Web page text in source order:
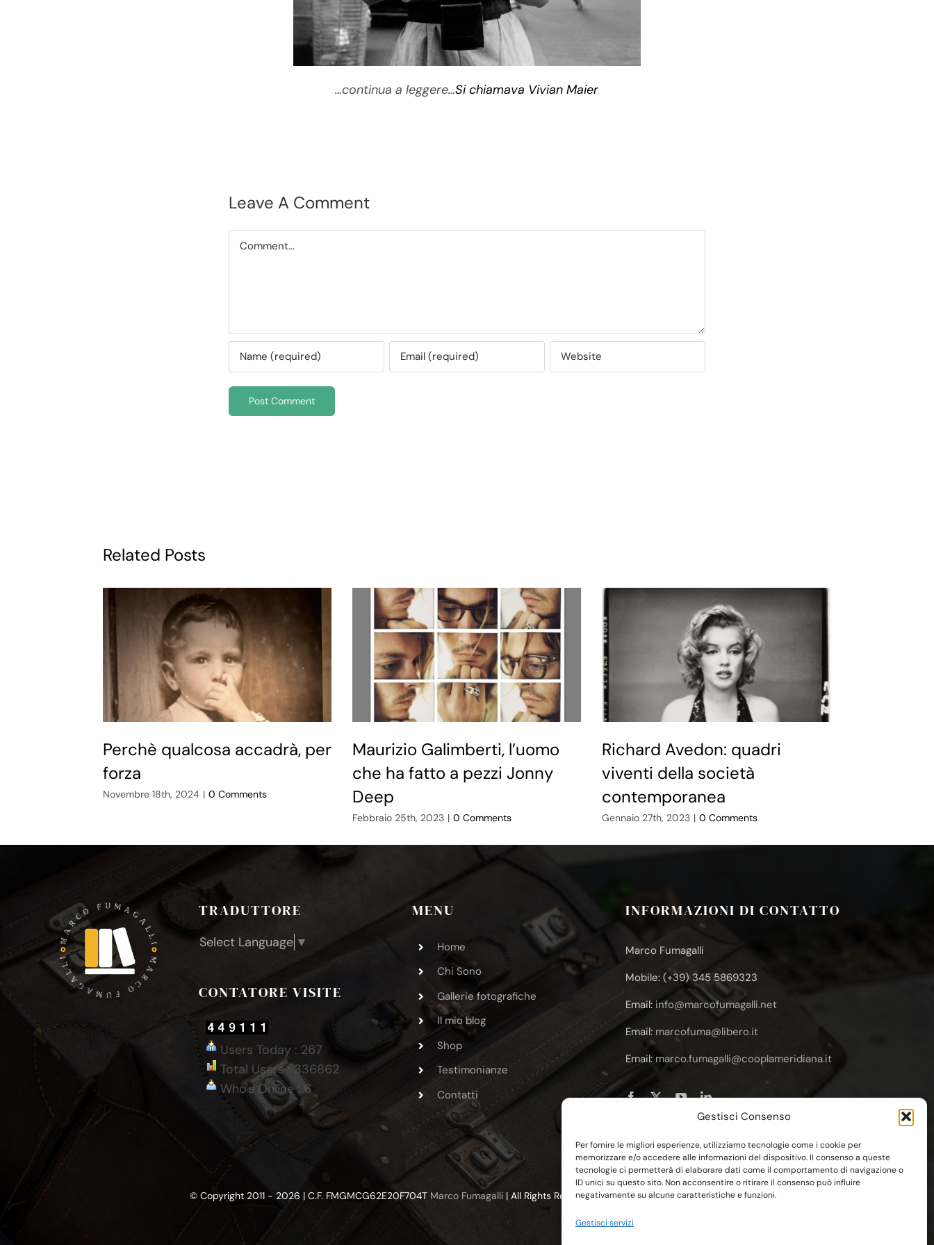
Gestisci Consenso
Per fornire le migliori esperienze, utilizziamo tecnologie come i cookie per
memorizzare e/o accedere alle informazioni del dispositivo. Il consenso a queste
tecnologie ci permetterà di elaborare dati come il comportamento di navigazione o
ID unici su questo sito. Non acconsentire o ritirare il consenso può influire
negativamente su alcune caratteristiche e funzioni.
Gestisci servizi
…continua a leggere…Si chiamava Vivian Maier
Leave A Comment
Comment
Related Posts
Perchè qualcosa accadrà, per
forza
Novembre 18th, 2024 | 0 Comments
Maurizio Galimberti, l’uomo
che ha fatto a pezzi Jonny
Deep
Febbraio 25th, 2023 | 0 Comments
Richard Avedon: quadri
viventi della società
contemporanea
Gennaio 27th, 2023 | 0 Comments
TRADUTTORE
Select Language ▼
CONTATORE VISITE
Users Today : 267
Total Users : 336862
Who's Online : 6
MENU
Home
Chi Sono
Gallerie fotografiche
Il mio blog
Shop
Testimonianze
Contatti
INFORMAZIONI DI CONTATTO
Marco Fumagalli
Mobile: (+39) 345 5869323
Email: info@marcofumagalli.net
Email: marcofuma@libero.it
Email: marco.fumagalli@cooplameridiana.it
© Copyright 2011 - 2026 | C.F. FMGMCG62E20F704T Marco Fumagalli| All Rights Reserved | Powered byEsse-W-Emme.net